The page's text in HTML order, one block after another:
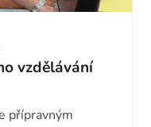
vzdělávání
přípravným